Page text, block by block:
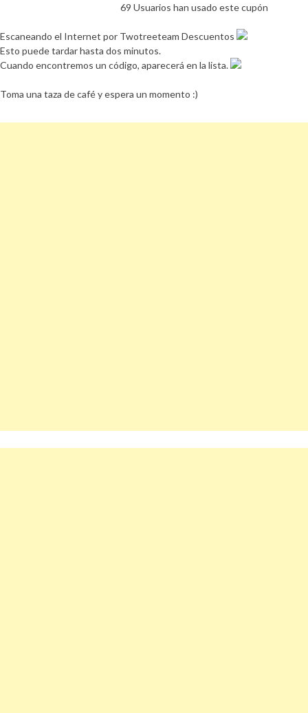
69 Usuarios han usado este cupón
Escaneando el Internet por Twotreeteam Descuentos
Esto puede tardar hasta dos minutos.
Cuando encontremos un código, aparecerá en la lista.
Toma una taza de café y espera un momento :)